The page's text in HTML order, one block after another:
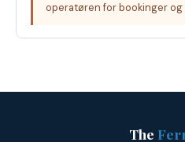
operatøren for bookinger og
The